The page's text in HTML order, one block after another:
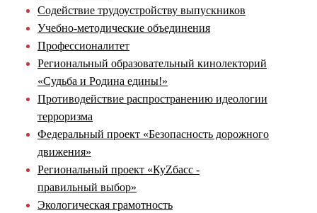
Содействие трудоустройству выпускников
Учебно-методические объединения
Профессионалитет
Региональный образовательный кинолекторий
«Судьба и Родина едины!»
Противодействие распространению идеологии
терроризма
Федеральный проект «Безопасность дорожного
движения»
Региональный проект «КуZбасс -
правильный выбор»
Экологическая грамотность